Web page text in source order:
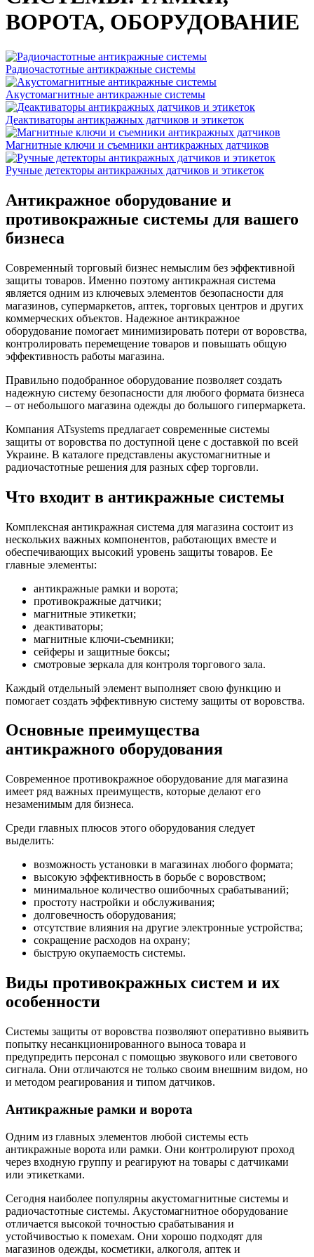
ВОРОТА, ОБОРУДОВАНИЕ
Радиочастотные антикражные системы
Акустомагнитные антикражные системы
Деактиваторы антикражных датчиков и этикеток
Магнитные ключи и съемники антикражных датчиков
Ручные детекторы антикражных датчиков и этикеток
Антикражное оборудование и
противокражные системы для вашего
бизнеса
Современный торговый бизнес немыслим без эффективной
защиты товаров. Именно поэтому антикражная система
является одним из ключевых элементов безопасности для
магазинов, супермаркетов, аптек, торговых центров и других
коммерческих объектов. Надежное антикражное
оборудование помогает минимизировать потери от воровства,
контролировать перемещение товаров и повышать общую
эффективность работы магазина.
Правильно подобранное оборудование позволяет создать
надежную систему безопасности для любого формата бизнеса
– от небольшого магазина одежды до большого гипермаркета.
Компания ATsystems предлагает современные системы
защиты от воровства по доступной цене с доставкой по всей
Украине. В каталоге представлены акустомагнитные и
радиочастотные решения для разных сфер торговли.
Что входит в антикражные системы
Комплексная антикражная система для магазина состоит из
нескольких важных компонентов, работающих вместе и
обеспечивающих высокий уровень защиты товаров. Ее
главные элементы:
антикражные рамки и ворота;
противокражные датчики;
магнитные этикетки;
деактиваторы;
магнитные ключи-съемники;
сейферы и защитные боксы;
смотровые зеркала для контроля торгового зала.
Каждый отдельный элемент выполняет свою функцию и
помогает создать эффективную систему защиты от воровства.
Основные преимущества
антикражного оборудования
Современное противокражное оборудование для магазина
имеет ряд важных преимуществ, которые делают его
незаменимым для бизнеса.
Среди главных плюсов этого оборудования следует
выделить:
возможность установки в магазинах любого формата;
высокую эффективность в борьбе с воровством;
минимальное количество ошибочных срабатываний;
простоту настройки и обслуживания;
долговечность оборудования;
отсутствие влияния на другие электронные устройства;
сокращение расходов на охрану;
быструю окупаемость системы.
Виды противокражных систем и их
особенности
Системы защиты от воровства позволяют оперативно выявить
попытку несанкционированного выноса товара и
предупредить персонал с помощью звукового или светового
сигнала. Они отличаются не только своим внешним видом, но
и методом реагирования и типом датчиков.
Антикражные рамки и ворота
Одним из главных элементов любой системы есть
антикражные ворота или рамки. Они контролируют проход
через входную группу и реагируют на товары с датчиками
или этикетками.
Сегодня наиболее популярны акустомагнитные системы и
радиочастотные системы. Акустомагнитное оборудование
отличается высокой точностью срабатывания и
устойчивостью к помехам. Они хорошо подходят для
магазинов одежды, косметики, алкоголя, аптек и